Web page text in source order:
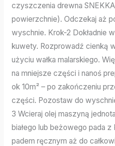
czyszczenia drewna
powierzchnie). Odczekaj aż
wyschnie. Krok-2 Dokładnie
kuwety. Rozprowadź cienką
użyciu wałka malarskiego.
na mniejsze części i nanoś
ok 10m² – po zakończeniu
części. Pozostaw do
3 Wcieraj olej maszyną
białego lub beżowego pada z
padem ręcznym aż do